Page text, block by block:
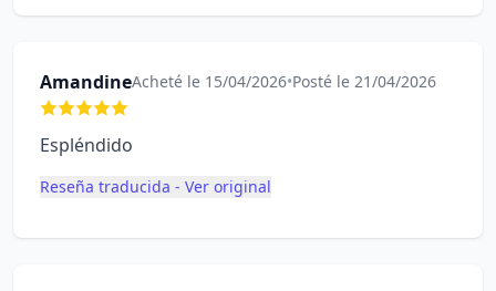
AmandineAcheté le 15/04/2026•Posté le 21/04/2026
Espléndido
Reseña traducida - Ver original